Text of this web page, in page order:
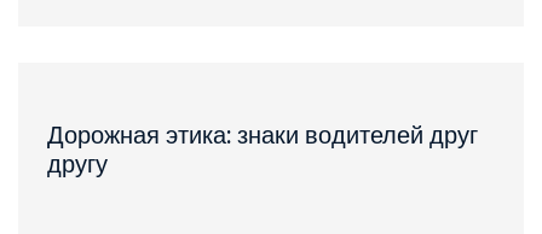
Дорожная этика: знаки водителей друг
другу